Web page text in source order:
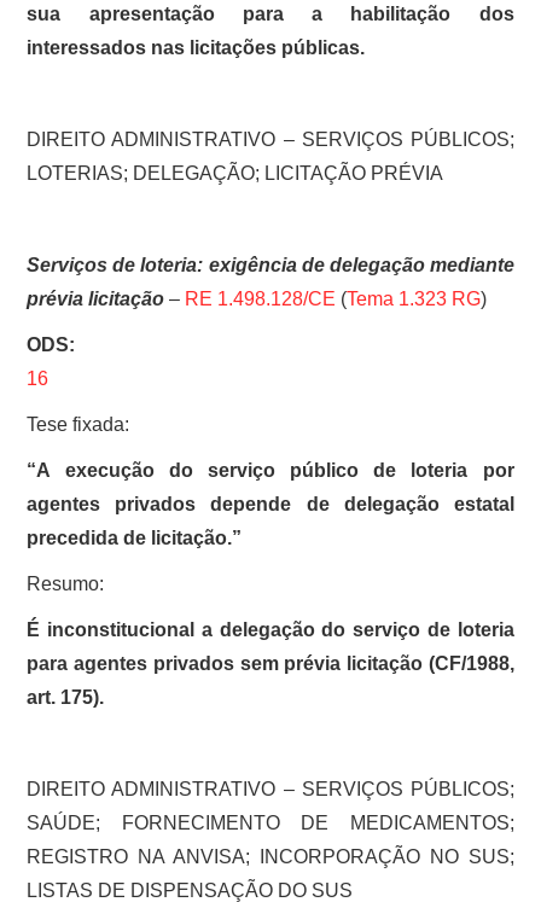
sua apresentação para a habilitação dos
interessados nas licitações públicas.
DIREITO ADMINISTRATIVO – SERVIÇOS PÚBLICOS;
LOTERIAS; DELEGAÇÃO; LICITAÇÃO PRÉVIA
Serviços de loteria: exigência de delegação mediante
prévia licitação– RE 1.498.128/CE (Tema 1.323 RG)
ODS:
16
Tese fixada:
“A execução do serviço público de loteria por
agentes privados depende de delegação estatal
precedida de licitação.”
Resumo:
É inconstitucional a delegação do serviço de loteria
para agentes privados sem prévia licitação (CF/1988,
art. 175).
DIREITO ADMINISTRATIVO – SERVIÇOS PÚBLICOS;
SAÚDE; FORNECIMENTO DE MEDICAMENTOS;
REGISTRO NA ANVISA; INCORPORAÇÃO NO SUS;
LISTAS DE DISPENSAÇÃO DO SUS